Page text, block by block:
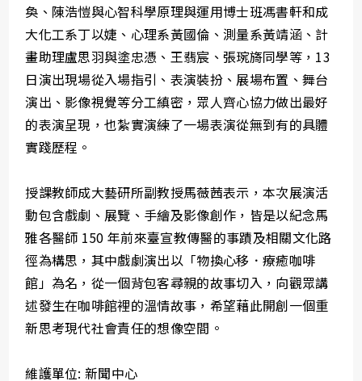
奐、陳浩愷與心智科學原理與運用博士班馮書軒和成
大化工系丁以婕、心理系黃國倫、測量系黃靖涵、計
畫助理盧思羽與塗忠憑、王翡宸、張琬旖同學等，13
日演出現場從入場指引、表演裝扮、展場布置、舞台
演出、影像視覺等分工縝密，眾人齊心協力做出最好
的表演呈現，也紮實演練了一場表演從無到有的具體
實踐歷程。
授課教師成大藝研所副教授馬薇茜表示，本次展演活
動包含戲劇、展覽、手繪及影像創作，皆是以紀念馬
雅各醫師 150 年前來臺宣教傳醫的事蹟及相關文化路
徑為構思，其中戲劇演出以「物換心移．療癒咖啡
館」為名，從一個背包客尋親的故事切入，向觀眾講
述發生在咖啡館裡的溫情故事，希望藉此開創一個重
新思考現代社會責任的想像空間。
維護單位: 新聞中心